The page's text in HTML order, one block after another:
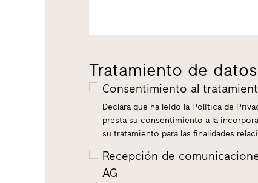
Tratamiento de
Consentimiento al
Declara que ha leído la Política de
presta su consentimiento a la
su tratamiento para las finalidades
Recepción de
AG